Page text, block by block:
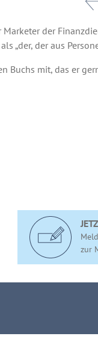
Marketer der
„der, der aus
Buchs mit, das er
zur